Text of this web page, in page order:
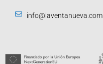
info@laventanueva.com